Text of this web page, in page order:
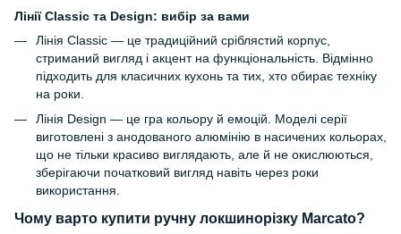
Лінії Classic та Design: вибір за вами
Лінія Classic — це традиційний сріблястий корпус,
стриманий вигляд і акцент на функціональність. Відмінно
підходить для класичних кухонь та тих, хто обирає техніку
на роки.
Лінія Design — це гра кольору й емоцій. Моделі серії
виготовлені з анодованого алюмінію в насичених кольорах,
що не тільки красиво виглядають, але й не окислюються,
зберігаючи початковий вигляд навіть через роки
використання.
Чому варто купити ручну локшинорізку Marcato?